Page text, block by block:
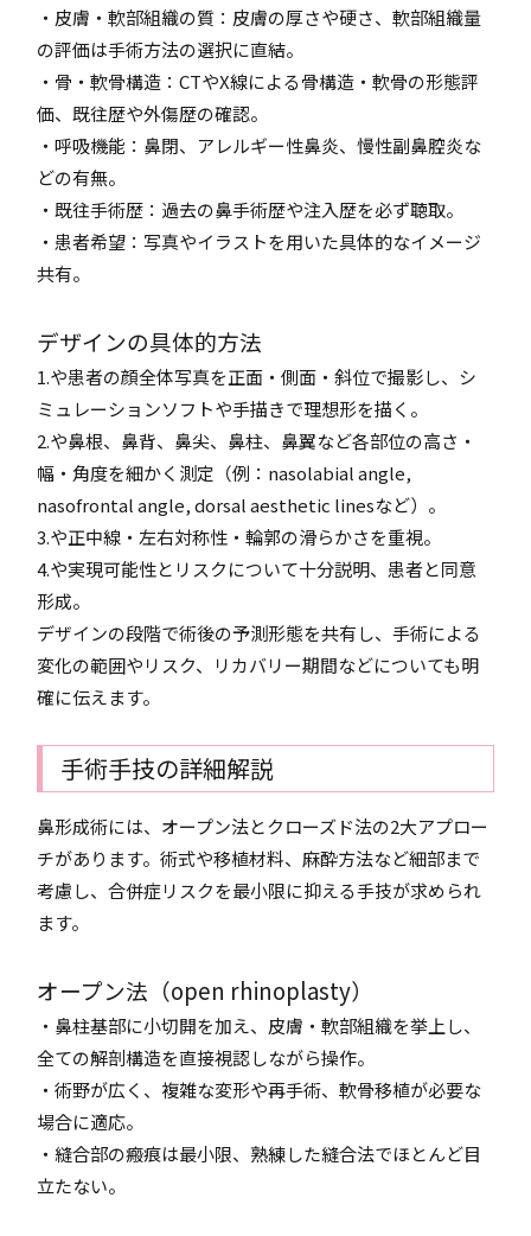
・皮膚・軟部組織の質：皮膚の厚さや硬さ、軟部組織量
の評価は手術方法の選択に直結。
・骨・軟骨構造：CTやX線による骨構造・軟骨の形態評
価、既往歴や外傷歴の確認。
・呼吸機能：鼻閉、アレルギー性鼻炎、慢性副鼻腔炎な
どの有無。
・既往手術歴：過去の鼻手術歴や注入歴を必ず聴取。
・患者希望：写真やイラストを用いた具体的なイメージ
共有。
デザインの具体的方法
1.や患者の顔全体写真を正面・側面・斜位で撮影し、シ
ミュレーションソフトや手描きで理想形を描く。
2.や鼻根、鼻背、鼻尖、鼻柱、鼻翼など各部位の高さ・
幅・角度を細かく測定（例：nasolabial angle,
nasofrontal angle, dorsal aesthetic linesなど）。
3.や正中線・左右対称性・輪郭の滑らかさを重視。
4.や実現可能性とリスクについて十分説明、患者と同意
形成。
デザインの段階で術後の予測形態を共有し、手術による
変化の範囲やリスク、リカバリー期間などについても明
確に伝えます。
手術手技の詳細解説
鼻形成術には、オープン法とクローズド法の2大アプロー
チがあります。術式や移植材料、麻酔方法など細部まで
考慮し、合併症リスクを最小限に抑える手技が求められ
ます。
オープン法（open rhinoplasty）
・鼻柱基部に小切開を加え、皮膚・軟部組織を挙上し、
全ての解剖構造を直接視認しながら操作。
・術野が広く、複雑な変形や再手術、軟骨移植が必要な
場合に適応。
・縫合部の瘢痕は最小限、熟練した縫合法でほとんど目
立たない。